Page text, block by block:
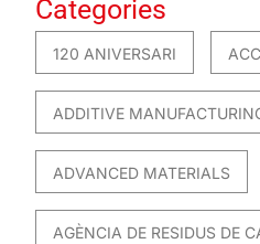
Categories
120 ANIVERSARI
ADDITIVE
ADVANCED MATERIALS
AGÈNCIA DE RESIDUS DE